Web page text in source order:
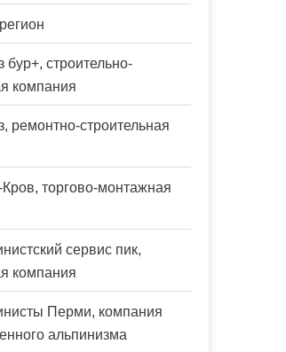
бур+, строительно-
компания
ремонтно-строительная
торгово-монтажная
сервис пик,
компания
Перми, компания
альпинизма